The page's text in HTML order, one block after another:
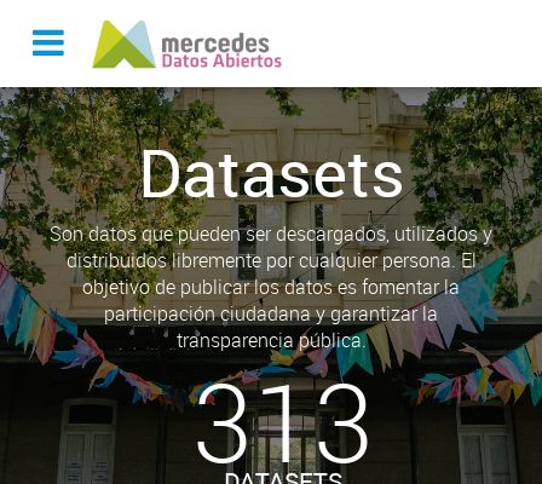
Datasets
Son datos que pueden ser descargados, utilizados y
distribuidos libremente por cualquier persona. El
objetivo de publicar los datos es fomentar la
participación ciudadana y garantizar la
transparencia pública.
313